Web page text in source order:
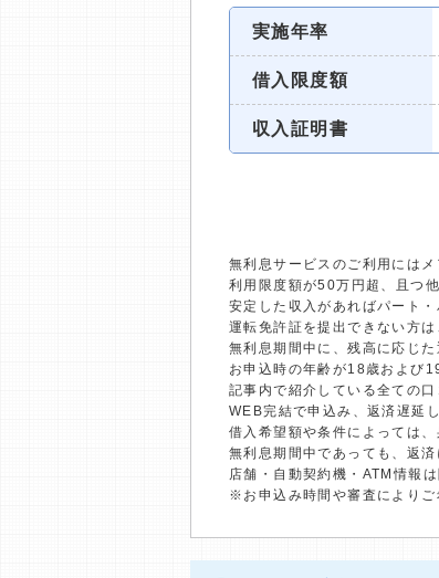
実施年率
借入限度額
収入証明書
無利息サービスのご利用には
利用限度額が50万円超、且つ
安定した収入があればパート・
運転免許証を提出できない方
無利息期間中に、残高に応じ
お申込時の年齢が18歳および
記事内で紹介している全ての
WEB完結で申込み、返済遅延
借入希望額や条件によっては
無利息期間中であっても、返
店舗・自動契約機・ATM情報
※お申込み時間や審査によりご